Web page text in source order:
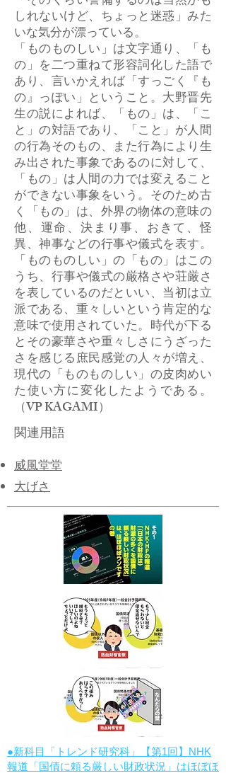
しれないけど、ちょっと迷惑」みた
いな気分が漂っている。
「ものものしい」は文字通り、「も
の」を二つ重ねて形容詞化した語で
あり、言いかえれば「すっごく『も
の』っぽい」ということ。大野晋先
生の説によれば、「もの」は、「こ
と」の対語であり、「こと」が人間
の行為そのもの、また行為により生
み出された事象であるのに対して、
「もの」は人間の力では変えること
ができない事象をいう。そのため古
く「もの」は、外界の物体の意味の
他、運命、決まり事、おきて、怪
異、神事などの行事や儀式を表す。
「ものものしい」の「もの」はこの
うち、行事や儀式の厳格さや荘厳さ
を表しているのだといい、当初は立
派である、重々しいという肯定的な
意味で使用されていた。時代が下る
とその豪華さや重々しさにうざった
さを感じる庶民感覚の人々が増え、
現代の「ものものしい」の皮肉めい
た使い方に変化したようである。
（VP KAGAMI）
関連用語
威風堂堂
​大げさ
●新科目「トレンド研究科」【第1回】NHK
報道「国債に頼る厳しい財政状況」はほぼほ